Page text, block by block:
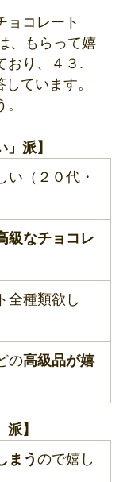
ョコレート
、もらって嬉
おり、４３.
ています。
派】
い（２０代・
級なチョコレ
全種類欲し
の高級品が嬉
】
まう ので嬉し